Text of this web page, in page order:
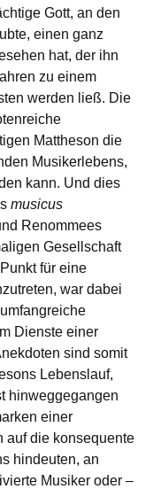
Gott, an den
einen ganz
hat, der ihn
zu einem
werden ließ. Die
Mattheson die
Musikerlebens,
kann. Und dies
musicus
Renommees
Gesellschaft
für eine
war dabei
Dienste einer
sind somit
Lebenslauf,
hinweggegangen
einer
auf die konsequente
hindeuten, an
Musiker oder –